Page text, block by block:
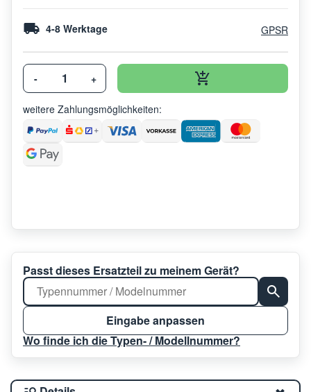
4-8 Werktage GPSR
- +
weitere Zahlungsmöglichkeiten:
Passt dieses Ersatzteil zu meinem Gerät?
Eingabe anpassen
Wo finde ich die Typen- / Modellnummer?